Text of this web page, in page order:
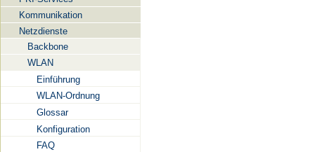
Kommunikation
Netzdienste
Backbone
WLAN
Einführung
WLAN-Ordnung
Glossar
Konfiguration
FAQ